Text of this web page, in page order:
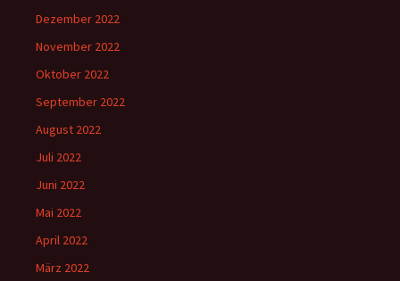
Dezember 2022
November 2022
Oktober 2022
September 2022
August 2022
Juli 2022
Juni 2022
Mai 2022
April 2022
März 2022